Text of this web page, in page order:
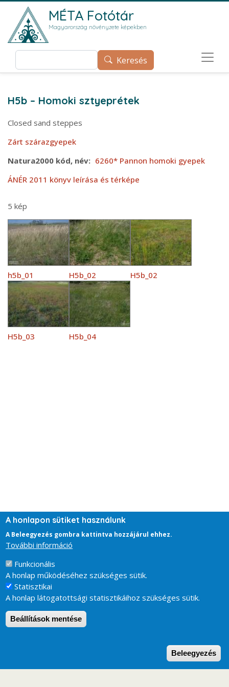
Ugrás a tartalomra
MÉTA Fotótár
Magyarország növényzete képekben
Keresés Keresés
H5b – Homoki sztyeprétek
Closed sand steppes
Zárt szárazgyepek
Natura2000 kód, név
6260* Pannon homoki gyepek
ÁNÉR 2011 könyv leírása és térképe
5 kép
h5b_01 H5b_02 H5b_02
H5b_03 H5b_04
A honlapon sütiket használunk
A Beleegyezés gombra kattintva hozzájárul ehhez.
További információ
Funkcionális
A honlap működéséhez szükséges sütik.
Statisztikai
A honlap látogatottsági statisztikáihoz szükséges sütik.
Beállítások mentése
Beleegyezés